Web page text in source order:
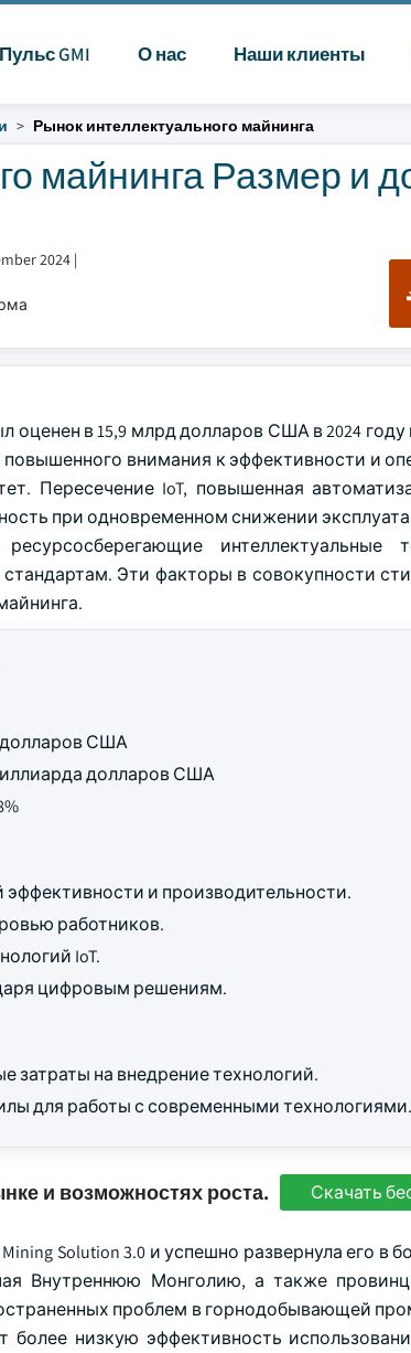
Пульс GMI О нас Наши клиенты
Рынок интеллектуального майнинга
майнинга Размер и
2024 |
в 15,9 млрд долларов США в 2024
повышенного внимания к эффективности и
Пересечение IoT, повышенная
при одновременном снижении
интеллектуальные
Эти факторы в совокупности
долларов США
долларов США
и производительности.
работников.
IoT.
цифровым решениям.
затраты на внедрение технологий.
для работы с современными технологиями.
и возможностях роста. Скачать
Solution 3.0 и успешно развернула его в
Внутреннюю Монголию, а также
проблем в горнодобывающей
низкую эффективность